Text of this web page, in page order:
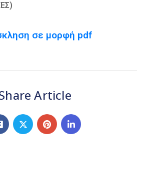
σε μορφή pdf
Article